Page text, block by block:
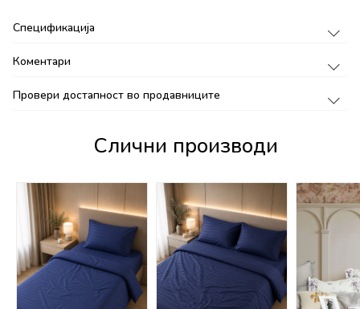
Спецификација
Коментари
Провери достапност во продавниците
Слични производи